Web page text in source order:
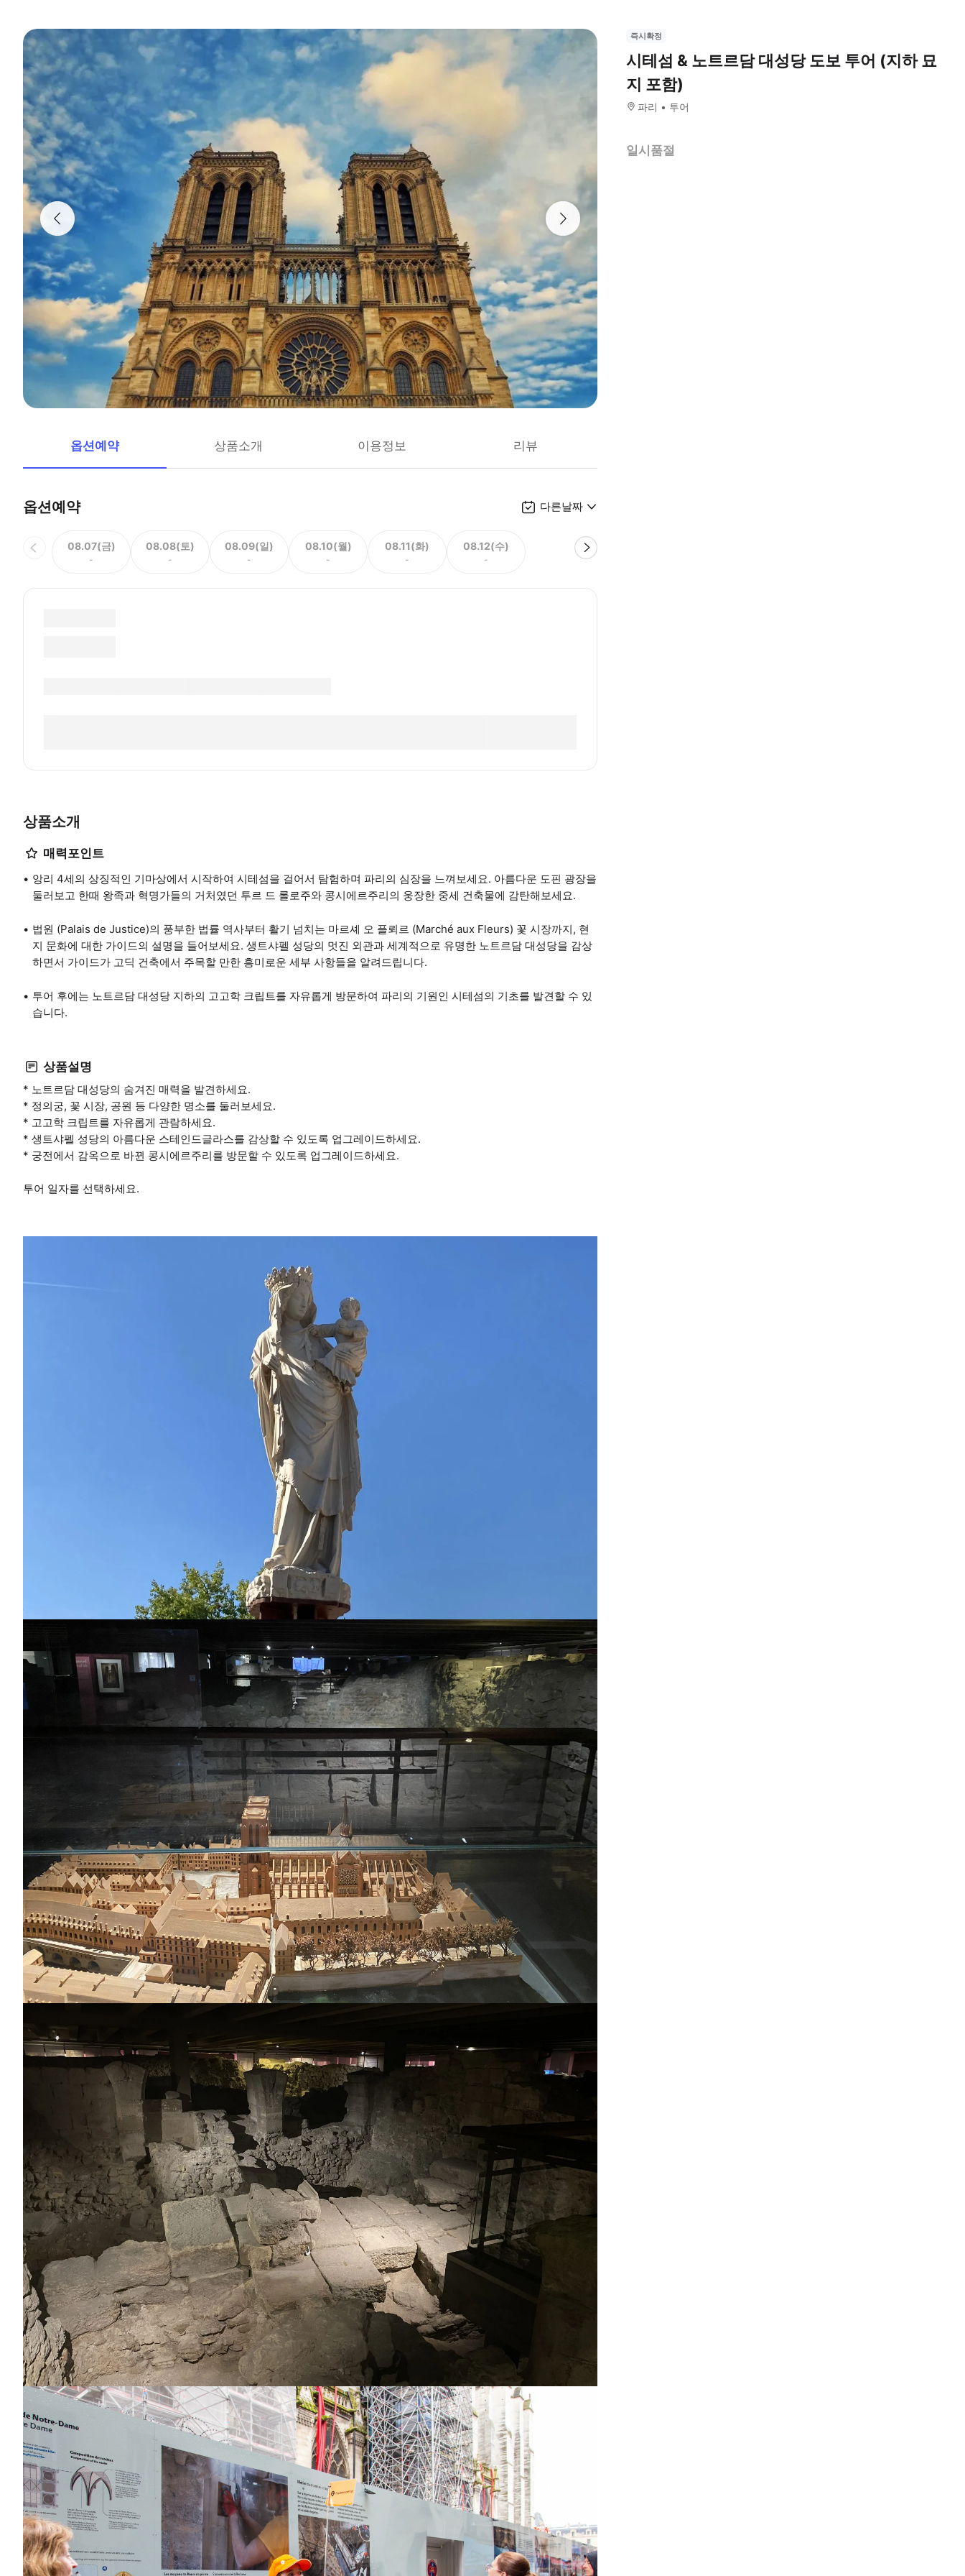
옵션예약 상품소개 이용정보 리뷰
옵션예약 다른날짜
08.07(금)
-
08.08(토)
-
08.09(일)
-
08.10(월)
-
08.11(화)
-
08.12(수)
-
상품소개
매력포인트
앙리 4세의 상징적인 기마상에서 시작하여 시테섬을 걸어서 탐험하며 파리의 심장을 느껴보세요. 아름다운 도핀 광장을
둘러보고 한때 왕족과 혁명가들의 거처였던 투르 드 롤로주와 콩시에르주리의 웅장한 중세 건축물에 감탄해보세요.
법원 (Palais de Justice)의 풍부한 법률 역사부터 활기 넘치는 마르셰 오 플뢰르 (Marché aux Fleurs) 꽃 시장까지, 현
지 문화에 대한 가이드의 설명을 들어보세요. 생트샤펠 성당의 멋진 외관과 세계적으로 유명한 노트르담 대성당을 감상
하면서 가이드가 고딕 건축에서 주목할 만한 흥미로운 세부 사항들을 알려드립니다.
투어 후에는 노트르담 대성당 지하의 고고학 크립트를 자유롭게 방문하여 파리의 기원인 시테섬의 기초를 발견할 수 있
습니다.
상품설명
* 노트르담 대성당의 숨겨진 매력을 발견하세요.
* 정의궁, 꽃 시장, 공원 등 다양한 명소를 둘러보세요.
* 고고학 크립트를 자유롭게 관람하세요.
* 생트샤펠 성당의 아름다운 스테인드글라스를 감상할 수 있도록 업그레이드하세요.
* 궁전에서 감옥으로 바뀐 콩시에르주리를 방문할 수 있도록 업그레이드하세요.
투어 일자를 선택하세요.
즉시확정
시테섬 & 노트르담 대성당 도보 투어 (지하 묘
지 포함)
파리 투어
일시품절